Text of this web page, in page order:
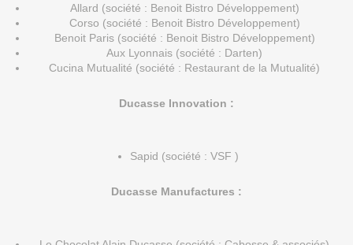
Allard (société : Benoit Bistro Développement)
Corso (société : Benoit Bistro Développement)
Benoit Paris (société : Benoit Bistro Développement)
Aux Lyonnais (société : Darten)
Cucina Mutualité (société : Restaurant de la Mutualité)
Ducasse Innovation :
Sapid (société : VSF )
Ducasse Manufactures :